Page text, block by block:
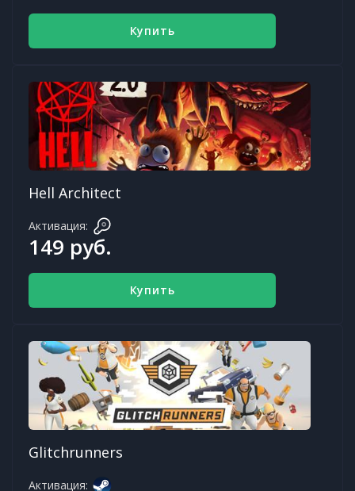
Купить
Hell Architect
Активация:
149 руб.
Купить
Glitchrunners
Активация: